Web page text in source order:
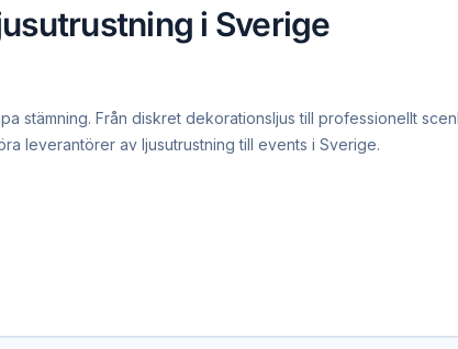
i Sverige
stämning. Från diskret dekorationsljus till professionellt
leverantörer av ljusutrustning till events i Sverige.
på plats säkerställer optimal drift.